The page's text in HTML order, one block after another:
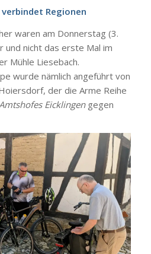
ver­bin­det Regio­nen
waren am Don­ners­tag (3.
und nicht das ers­te Mal im
Müh­le Liesebach.
wur­de näm­lich ange­führt von
der die Arme Rei­he
Amts­ho­fes Eick­lin­gengegen